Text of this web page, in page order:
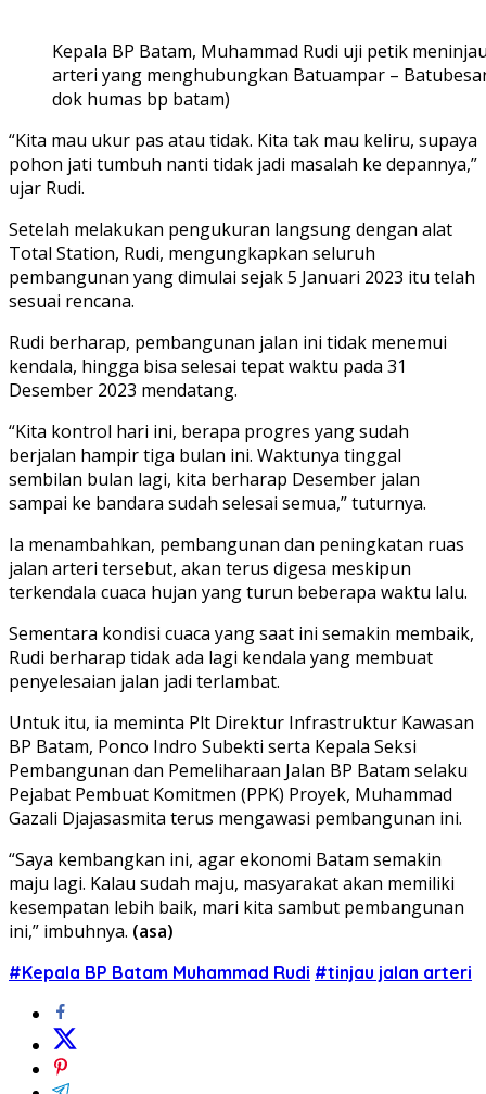
Kepala BP Batam, Muhammad Rudi uji petik
arteri yang menghubungkan Batuampar –
dok humas bp batam)
“Kita mau ukur pas atau tidak. Kita tak mau keliru, supaya
pohon jati tumbuh nanti tidak jadi masalah ke depannya,”
ujar Rudi.
Setelah melakukan pengukuran langsung dengan alat
Total Station, Rudi, mengungkapkan seluruh
pembangunan yang dimulai sejak 5 Januari 2023 itu telah
sesuai rencana.
Rudi berharap, pembangunan jalan ini tidak menemui
kendala, hingga bisa selesai tepat waktu pada 31
Desember 2023 mendatang.
“Kita kontrol hari ini, berapa progres yang sudah
berjalan hampir tiga bulan ini. Waktunya tinggal
sembilan bulan lagi, kita berharap Desember jalan
sampai ke bandara sudah selesai semua,” tuturnya.
Ia menambahkan, pembangunan dan peningkatan ruas
jalan arteri tersebut, akan terus digesa meskipun
terkendala cuaca hujan yang turun beberapa waktu lalu.
Sementara kondisi cuaca yang saat ini semakin membaik,
Rudi berharap tidak ada lagi kendala yang membuat
penyelesaian jalan jadi terlambat.
Untuk itu, ia meminta Plt Direktur Infrastruktur Kawasan
BP Batam, Ponco Indro Subekti serta Kepala Seksi
Pembangunan dan Pemeliharaan Jalan BP Batam selaku
Pejabat Pembuat Komitmen (PPK) Proyek, Muhammad
Gazali Djajasasmita terus mengawasi pembangunan ini.
“Saya kembangkan ini, agar ekonomi Batam semakin
maju lagi. Kalau sudah maju, masyarakat akan memiliki
kesempatan lebih baik, mari kita sambut pembangunan
ini,” imbuhnya. (asa)
#Kepala BP Batam Muhammad Rudi #tinjau jalan arteri